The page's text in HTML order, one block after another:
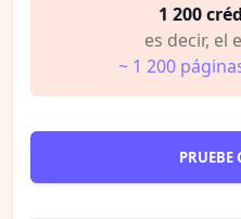
1 200
es decir, el
~ 1 200
PRUEBE